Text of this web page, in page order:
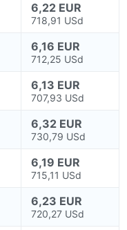
6,22 EUR
718,91 USd
6,16 EUR
712,25 USd
6,13 EUR
707,93 USd
6,32 EUR
730,79 USd
6,19 EUR
715,11 USd
6,23 EUR
720,27 USd